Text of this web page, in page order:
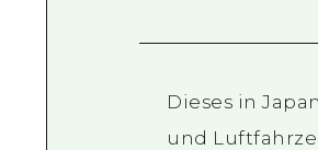
Dieses in
und